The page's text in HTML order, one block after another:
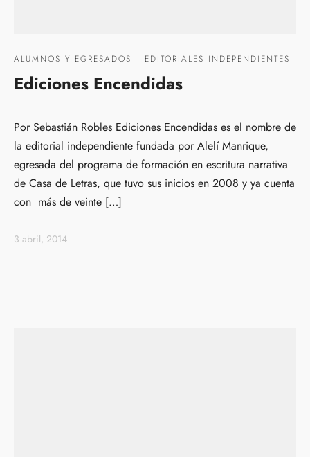
ALUMNOS Y EGRESADOS · EDITORIALES INDEPENDIENTES
Ediciones Encendidas
Por Sebastián Robles Ediciones Encendidas es el nombre de
la editorial independiente fundada por Alelí Manrique,
egresada del programa de formación en escritura narrativa
de Casa de Letras, que tuvo sus inicios en 2008 y ya cuenta
con más de veinte […]
3 abril, 2014